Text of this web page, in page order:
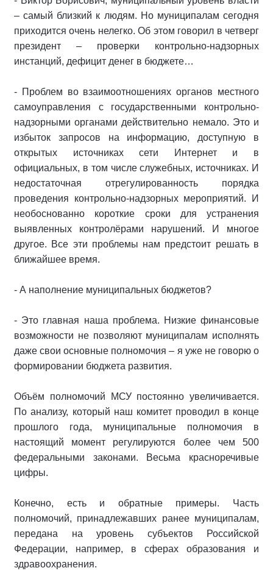
– самый близкий к людям. Но муниципалам сегодня
приходится очень нелегко. Об этом говорил в четверг
президент – проверки контрольно-надзорных
инстанций, дефицит денег в бюджете…
- Проблем во взаимоотношениях органов местного
самоуправления с государственными контрольно-
надзорными органами действительно немало. Это и
избыток запросов на информацию, доступную в
открытых источниках сети Интернет и в
официальных, в том числе служебных, источниках. И
недостаточная отрегулированность порядка
проведения контрольно-надзорных мероприятий. И
необоснованно короткие сроки для устранения
выявленных контролёрами нарушений. И многое
другое. Все эти проблемы нам предстоит решать в
ближайшее время.
- А наполнение муниципальных бюджетов?
- Это главная наша проблема. Низкие финансовые
возможности не позволяют муниципалам исполнять
даже свои основные полномочия – я уже не говорю о
формировании бюджета развития.
Объём полномочий МСУ постоянно увеличивается.
По анализу, который наш комитет проводил в конце
прошлого года, муниципальные полномочия в
настоящий момент регулируются более чем 500
федеральными законами. Весьма красноречивые
цифры.
Конечно, есть и обратные примеры. Часть
полномочий, принадлежавших ранее муниципалам,
передана на уровень субъектов Российской
Федерации, например, в сферах образования и
здравоохранения.